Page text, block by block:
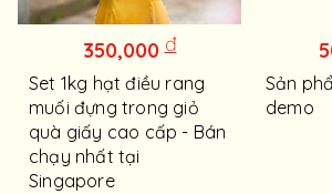
350,000 đ
Set 1kg hạt điều rang
muối đựng trong giỏ
quà giấy cao cấp - Bán
chạy nhất tại
Singapore
Sản
demo